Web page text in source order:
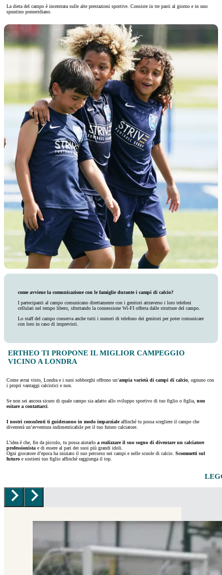
La dieta del campo è incentrata sulle alte prestazioni sportive. Consiste in tre pasti al giorno e in uno
spuntino pomeridiano.
come avviene la comunicazione con le famiglie durante i campi di calcio?
I partecipanti al campo comunicano direttamente con i genitori attraverso i loro telefoni
cellulari nel tempo libero, sfruttando la connessione Wi-FI offerta dalle strutture del campo.
Lo staff del campo conserva anche tutti i numeri di telefono dei genitori per poter comunicare
con loro in caso di imprevisti.
ERTHEO TI PROPONE IL MIGLIOR CAMPEGGIO
VICINO A LONDRA
Come avrai visto, Londra e i suoi sobborghi offrono un’ampia varietà di campi di calcio , ognuno con
i propri vantaggi calcistici e non.
Se non sei ancora sicuro di quale campo sia adatto allo sviluppo sportivo di tuo figlio o figlia, non
esitare a contattarci
I nostri consulenti ti guideranno in modo imparzialeaffinché tu possa scegliere il campo che
diventerà un’avventura indimenticabile per il tuo futuro calciatore.
L’idea è che, fin da piccolo, tu possa aiutarlo a realizzare il suo sogno di diventare un calciatore
professionista e di essere al pari dei suoi più grandi idoli.
Ogni giocatore d’epoca ha iniziato il suo percorso nei campi e nelle scuole di calcio. Scommetti sul
futuro e sostieni tuo figlio affinché raggiunga il top.